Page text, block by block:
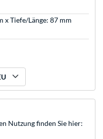
x Tiefe/Länge: 87 mm
Nutzung finden Sie hier: